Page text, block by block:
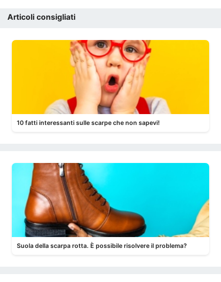
Articoli consigliati
10 fatti interessanti sulle scarpe che non sapevi!
Suola della scarpa rotta. È possibile risolvere il problema?